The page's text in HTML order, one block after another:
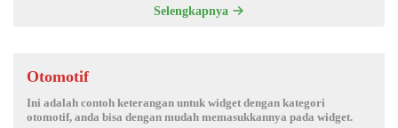
Selengkapnya
Otomotif
Ini adalah contoh keterangan untuk widget dengan kategori
otomotif, anda bisa dengan mudah memasukkannya pada widget.